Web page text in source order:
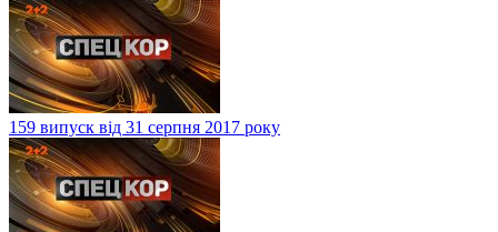
159 випуск від 31 серпня 2017 року